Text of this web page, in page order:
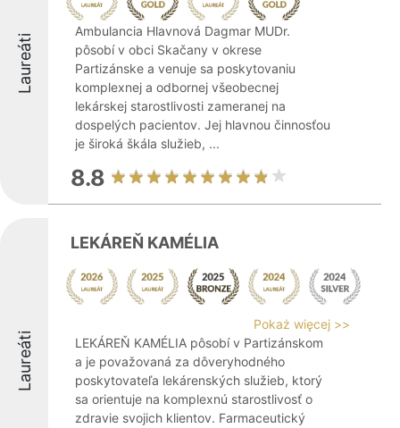
Laureáti
Ambulancia Hlavnová Dagmar MUDr.
pôsobí v obci Skačany v okrese
Partizánske a venuje sa poskytovaniu
komplexnej a odbornej všeobecnej
lekárskej starostlivosti zameranej na
dospelých pacientov. Jej hlavnou činnosťou
je široká škála služieb, ...
8.8
Laureáti
LEKÁREŇ KAMÉLIA
Pokaż więcej >>
LEKÁREŇ KAMÉLIA pôsobí v Partizánskom
a je považovaná za dôveryhodného
poskytovateľa lekárenských služieb, ktorý
sa orientuje na komplexnú starostlivosť o
zdravie svojich klientov. Farmaceutický